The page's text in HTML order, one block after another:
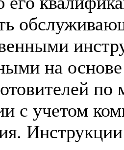
на
с учетом